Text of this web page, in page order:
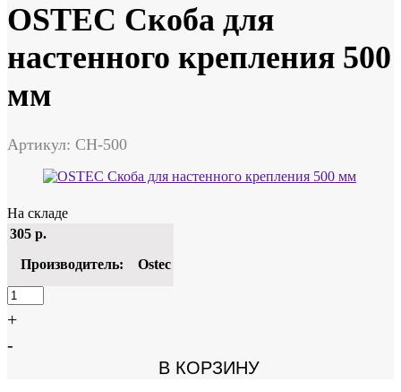
OSTEC Скоба для
настенного крепления 500
мм
Артикул: СН-500
На складе
305 р.
Производитель:
Ostec
+
-
В КОРЗИНУ